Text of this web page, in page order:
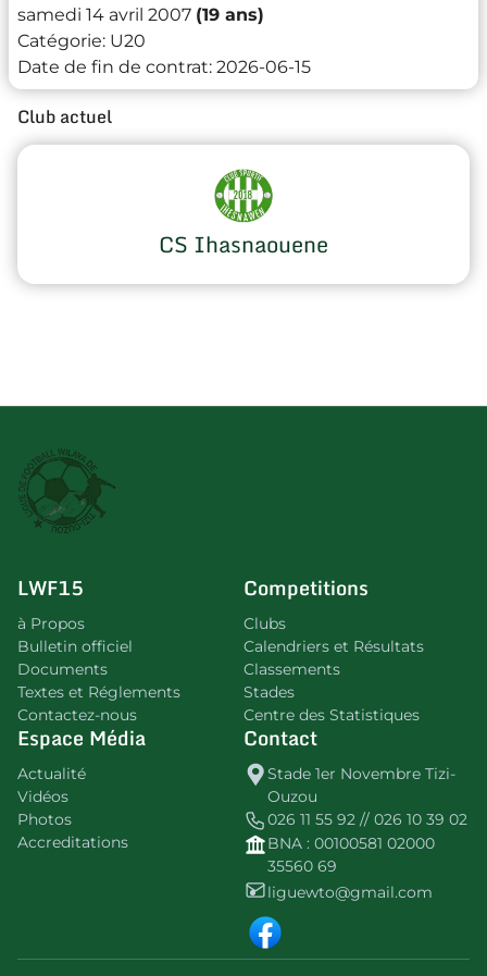
samedi 14 avril 2007 (19 ans)
Catégorie: U20
Date de fin de contrat: 2026-06-15
Club actuel
CS Ihasnaouene
LWF15
à Propos
Bulletin officiel
Documents
Textes et Réglements
Contactez-nous
Competitions
Clubs
Calendriers et Résultats
Classements
Stades
Centre des Statistiques
Espace Média
Actualité
Vidéos
Photos
Accreditations
Contact
Stade 1er Novembre Tizi-
Ouzou
026 11 55 92 // 026 10 39 02
BNA : 00100581 02000
35560 69
liguewto@gmail.com